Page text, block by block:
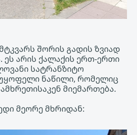
შორის გადის ზვიად
ეს არის ქალაქის ერთ-ერთი
სატრანზიტო
ნაწილი, რომელიც
მიემართება.
მეორე მხრიდან: